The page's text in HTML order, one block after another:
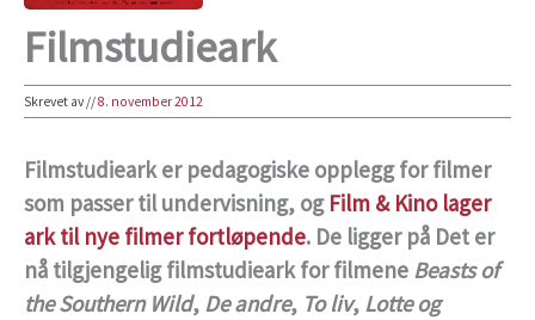
Filmstudieark
Skrevet av//8. november 2012
Filmstudieark er pedagogiske opplegg for filmer
som passer til undervisning, og Film & Kino lager
ark til nye filmer fortløpende. De ligger på Det er
nå tilgjengelig filmstudieark for filmene Beasts of
the Southern Wild, De andre, To liv, Lotte og